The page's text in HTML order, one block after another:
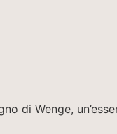
di Wenge,